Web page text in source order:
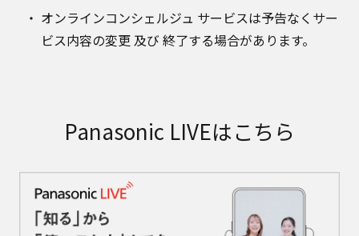
オンラインコンシェルジュ サービスは予告なくサー
ビス内容の変更 及び 終了する場合があります。
Panasonic LIVEはこちら